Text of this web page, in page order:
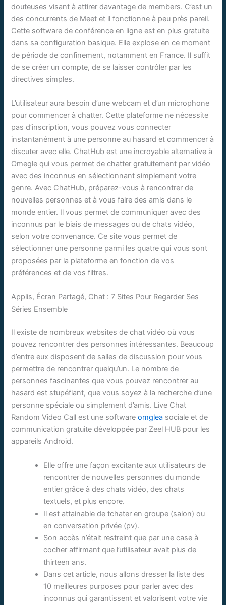
douteuses visant à attirer davantage de members. C’est un
des concurrents de Meet et il fonctionne à peu près pareil.
Cette software de conférence en ligne est en plus gratuite
dans sa configuration basique. Elle explose en ce moment
de période de confinement, notamment en France. Il suffit
de se créer un compte, de se laisser contrôler par les
directives simples.
L’utilisateur aura besoin d’une webcam et d’un microphone
pour commencer à chatter. Cette plateforme ne nécessite
pas d’inscription, vous pouvez vous connecter
instantanément à une personne au hasard et commencer à
discuter avec elle. ChatHub est une incroyable alternative à
Omegle qui vous permet de chatter gratuitement par vidéo
avec des inconnus en sélectionnant simplement votre
genre. Avec ChatHub, préparez-vous à rencontrer de
nouvelles personnes et à vous faire des amis dans le
monde entier. Il vous permet de communiquer avec des
inconnus par le biais de messages ou de chats vidéo,
selon votre convenance. Ce site vous permet de
sélectionner une personne parmi les quatre qui vous sont
proposées par la plateforme en fonction de vos
préférences et de vos filtres.
Applis, Écran Partagé, Chat : 7 Sites Pour Regarder Ses
Séries Ensemble
Il existe de nombreux websites de chat vidéo où vous
pouvez rencontrer des personnes intéressantes. Beaucoup
d’entre eux disposent de salles de discussion pour vous
permettre de rencontrer quelqu’un. Le nombre de
personnes fascinantes que vous pouvez rencontrer au
hasard est stupéfiant, que vous soyez à la recherche d’une
personne spéciale ou simplement d’amis. Live Chat
Random Video Call est une softwareomglea sociale et de
communication gratuite développée par Zeel HUB pour les
appareils Android.
Elle offre une façon excitante aux utilisateurs de
rencontrer de nouvelles personnes du monde
entier grâce à des chats vidéo, des chats
textuels, et plus encore.
Il est attainable de tchater en groupe (salon) ou
en conversation privée (pv).
Son accès n’était restreint que par une case à
cocher affirmant que l’utilisateur avait plus de
thirteen ans.
Dans cet article, nous allons dresser la liste des
10 meilleures purposes pour parler avec des
inconnus qui garantissent et valorisent votre vie